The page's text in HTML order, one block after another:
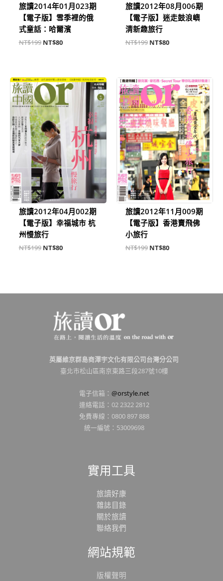
旅讀2014年01月023期
【電子版】雪季裡的俄
式童話：哈爾濱
NT$199 NT$80
旅讀2012年08月006期
【電子版】迷走鼓浪嶼
清新趣旅行
NT$199 NT$80
旅讀2012年04月002期
【電子版】幸福城市 杭
州慢旅行
NT$199
原
始
價
格：
NT$199。
NT$80
目
前
格：
NT$80。
旅讀2012年11月009期
【電子版】香港賣飛佛
小旅行
NT$199
原
始
價
格：
NT$199。
NT$80
目
前
價
格：
NT$80。
英屬維京群島商澤宇文化有限公司台灣分公司
臺北市松山區南京東路三段287號10樓
電子信箱： @orstyle.net
連絡電話：02 2322 2812
免費專線：0800 897 888
統一編號：53009698
實用工具
旅讀好康
雜誌目錄
關於旅讀
聯絡我們
網站規範
版權聲明